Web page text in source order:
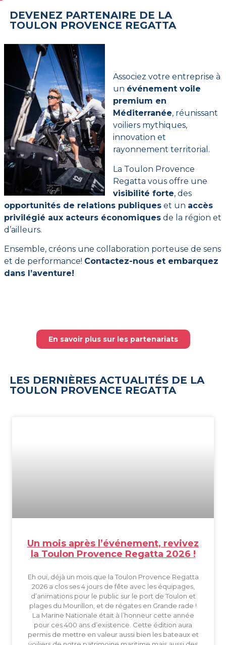
DEVENEZ PARTENAIRE DE LA
TOULON PROVENCE REGATTA
Associez votre entreprise à
un événement voile
premium en
Méditerranée, réunissant
voiliers mythiques,
innovation et
rayonnement territorial.
La Toulon Provence
Regatta vous offre une
visibilité forte, des
opportunités de relations publiques et un accès
privilégié aux acteurs économiques de la région et
d’ailleurs.
Ensemble, créons une collaboration porteuse de sens
et de performance! Contactez-nous et embarquez
dans l’aventure!
En savoir plus sur les partenariats
LES DERNIÈRES ACTUALITÉS DE LA
TOULON PROVENCE REGATTA
Un mois après l’événement, revivez
la Toulon Provence Regatta 2026 !
Eh oui, déjà un mois que la Toulon Provence Regatta
2026 a clos ses 4 jours de fête avec les équipages,
d’animations pour le public sur le port de Toulon et
plages du Mourillon, et de régates en Grande rade !
La Marine Nationale était à l’honneur cette année
pour ces 400 ans d’existence. Cette édition aura
permis de mettre en valeur aussi bien les bateaux et